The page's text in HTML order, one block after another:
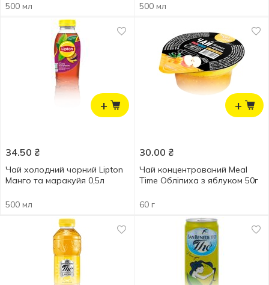
500 мл
500 мл
+
34.50 ₴
Чай холодний чорний Lipton
Манго та маракуйя 0,5л
500 мл
+
30.00 ₴
Чай концентрований Meal
Time Обліпиха з яблуком 50г
60 г